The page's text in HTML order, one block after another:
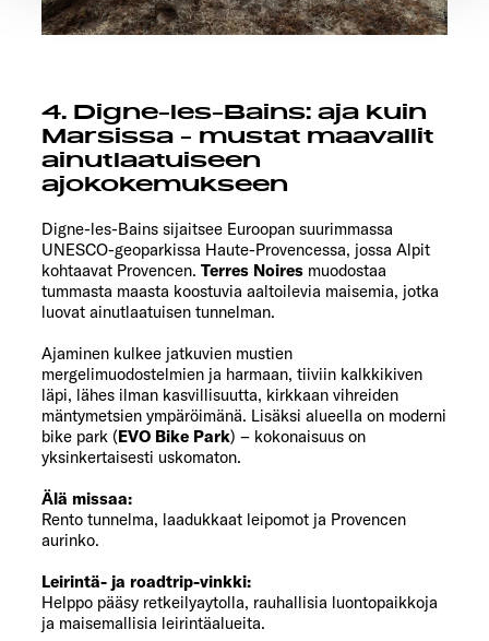
den störungsfreien Betrieb der Webseite und die
4. Digne-les-Bains: aja kuin
Marsissa - mustat maavallit
ainutlaatuiseen
ajokokemukseen
Digne-les-Bains sijaitsee Euroopan suurimmassa
UNESCO-geoparkissa Haute-Provencessa, jossa Alpit
kohtaavat Provencen. Terres Noires muodostaa
tummasta maasta koostuvia aaltoilevia maisemia, jotka
luovat ainutlaatuisen tunnelman.
Ajaminen kulkee jatkuvien mustien
mergelimuodostelmien ja harmaan, tiiviin kalkkikiven
läpi, lähes ilman kasvillisuutta, kirkkaan vihreiden
mäntymetsien ympäröimänä. Lisäksi alueella on moderni
bike park (EVO Bike Park) – kokonaisuus on
yksinkertaisesti uskomaton.
Älä missaa:
Rento tunnelma, laadukkaat leipomot ja Provencen
aurinko.
Leirintä- ja roadtrip-vinkki:
Helppo pääsy retkeilyaytolla, rauhallisia luontopaikkoja
ja maisemallisia leirintäalueita.